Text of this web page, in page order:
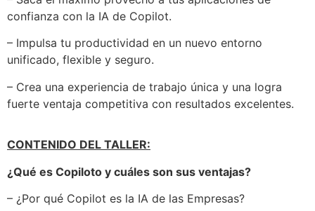
confianza con la IA de Copilot.
– Impulsa tu productividad en un nuevo entorno
unificado, flexible y seguro.
– Crea una experiencia de trabajo única y una logra
fuerte ventaja competitiva con resultados excelentes.
CONTENIDO DEL TALLER:
¿Qué es Copiloto y cuáles son sus ventajas?
– ¿Por qué Copilot es la IA de las Empresas?